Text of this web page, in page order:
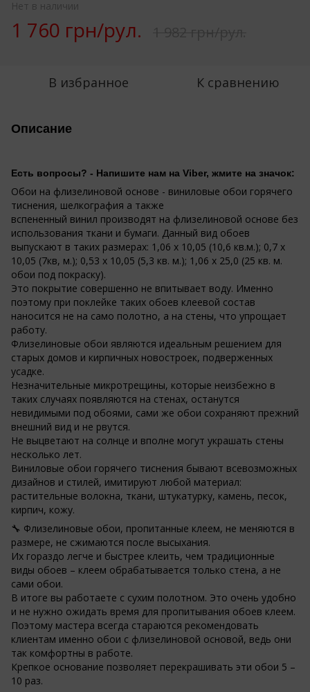
Нет в наличии
1 760 грн/рул.
В избранное К сравнению
Описание
Есть вопросы? - Напишите нам на Viber, жмите на значок:
Обои на флизелиновой основе - виниловые обои горячего
тиснения, шелкография а также
вспененный винил производят на флизелиновой основе без
использования ткани и бумаги. Данный вид обоев
выпускают в таких размерах: 1,06 х 10,05 (10,6 кв.м.); 0,7 х
10,05 (7кв, м.); 0,53 х 10,05 (5,3 кв. м.); 1,06 х 25,0 (25 кв. м.
обои под покраску).
Это покрытие совершенно не впитывает воду. Именно
поэтому при поклейке таких обоев клеевой состав
наносится не на само полотно, а на стены, что упрощает
работу.
Флизелиновые обои являются идеальным решением для
старых домов и кирпичных новостроек, подверженных
усадке.
Незначительные микротрещины, которые неизбежно в
таких случаях появляются на стенах, останутся
невидимыми под обоями, сами же обои сохраняют прежний
внешний вид и не рвутся.
Не выцветают на солнце и вполне могут украшать стены
несколько лет.
Виниловые обои горячего тиснения бывают всевозможных
дизайнов и стилей, имитируют любой материал:
растительные волокна, ткани, штукатурку, камень, песок,
кирпич, кожу.
🔧 Флизелиновые обои, пропитанные клеем, не меняются в
размере, не сжимаются после высыхания.
Их гораздо легче и быстрее клеить, чем традиционные
виды обоев – клеем обрабатывается только стена, а не
сами обои.
В итоге вы работаете с сухим полотном. Это очень удобно
и не нужно ожидать время для пропитывания обоев клеем.
Поэтому мастера всегда стараются рекомендовать
клиентам именно обои с флизелиновой основой, ведь они
так комфортны в работе.
Крепкое основание позволяет перекрашивать эти обои 5 –
10 раз.